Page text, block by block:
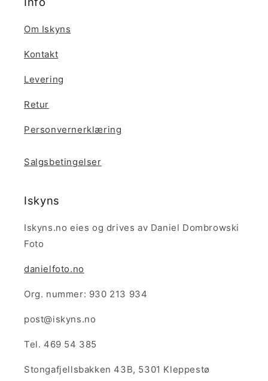
Om Iskyns
Kontakt
Levering
Retur
Personvernerklæring
Salgsbetingelser
Iskyns
Iskyns.no eies og drives av Daniel Dombrowski
Foto
danielfoto.no
Org. nummer: 930 213 934
post@iskyns.no
Tel. 469 54 385
Stongafjellsbakken 43B, 5301 Kleppestø